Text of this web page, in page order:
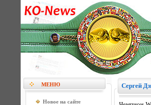
МЕНЮ
Новое на сайте
Сергей